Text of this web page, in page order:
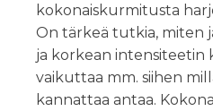
kokonaiskurmitusta
On tärkeä tutkia, miten
ja korkean intensiteetin
vaikuttaa mm. siihen
kannattaa antaa.